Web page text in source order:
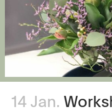
14 Jan.